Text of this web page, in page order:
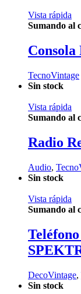
Vista rápida
Sumando al
Consola
TecnoVintage
Sin stock
Vista rápida
Sumando al
Radio
Audio,
Sin stock
Vista rápida
Sumando al
DecoVintage,
Sin stock